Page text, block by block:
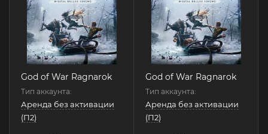
God of War Ragnarok
Тип аккаунта:
Аренда без активации
(П2)
God of War Ragnarok
Тип аккаунта:
Аренда без активации
(П2)